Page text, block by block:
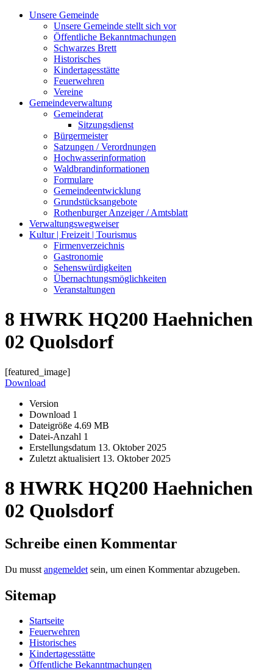
Unsere Gemeinde
Unsere Gemeinde stellt sich vor
Öffentliche Bekanntmachungen
Schwarzes Brett
Historisches
Kindertagesstätte
Feuerwehren
Vereine
Gemeindeverwaltung
Gemeinderat
Sitzungsdienst
Bürgermeister
Satzungen / Verordnungen
Hochwasserinformation
Waldbrandinformationen
Formulare
Gemeindeentwicklung
Grundstücksangebote
Rothenburger Anzeiger / Amtsblatt
Verwaltungswegweiser
Kultur | Freizeit | Tourismus
Firmenverzeichnis
Gastronomie
Sehenswürdigkeiten
Übernachtungsmöglichkeiten
Veranstaltungen
8 HWRK HQ200 Haehnichen
02 Quolsdorf
[featured_image]
Download
Version
Download 1
Dateigröße 4.69 MB
Datei-Anzahl 1
Erstellungsdatum 13. Oktober 2025
Zuletzt aktualisiert 13. Oktober 2025
8 HWRK HQ200 Haehnichen
02 Quolsdorf
Schreibe einen Kommentar
Du musst angemeldet sein, um einen Kommentar abzugeben.
Sitemap
Startseite
Feuerwehren
Historisches
Kindertagesstätte
Öffentliche Bekanntmachungen